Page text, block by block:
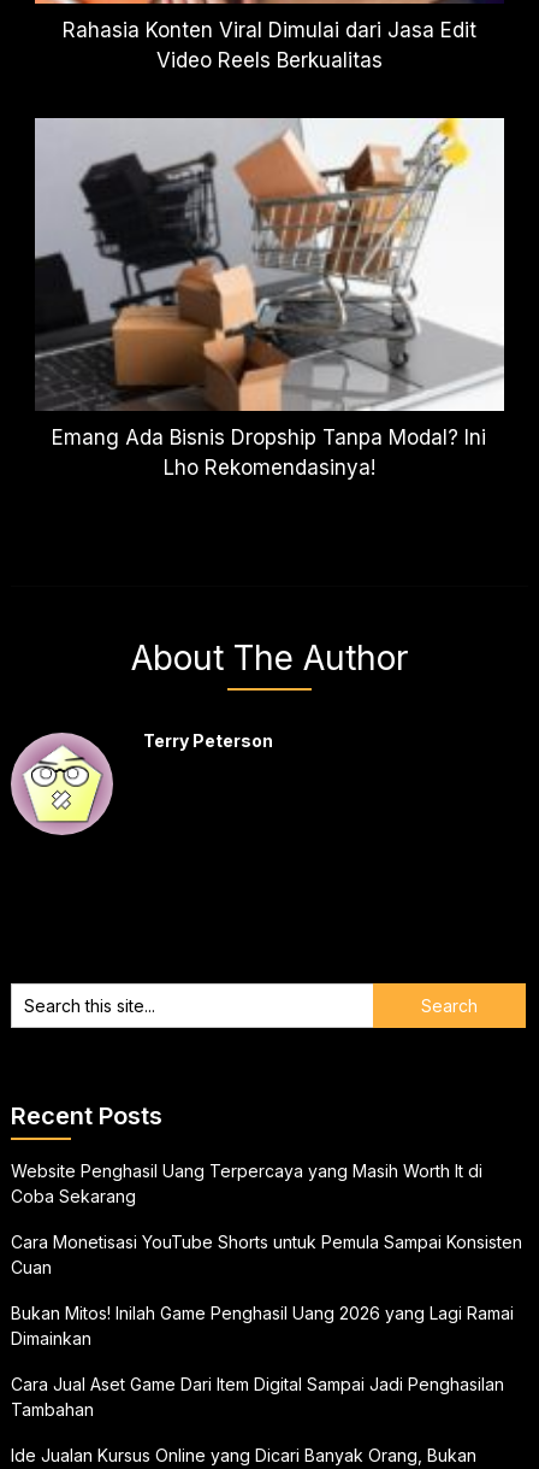
Rahasia Konten Viral Dimulai dari Jasa Edit
Video Reels Berkualitas
Emang Ada Bisnis Dropship Tanpa Modal? Ini
Lho Rekomendasinya!
About The Author
Terry Peterson
Recent Posts
Website Penghasil Uang Terpercaya yang Masih Worth It di
Coba Sekarang
Cara Monetisasi YouTube Shorts untuk Pemula Sampai Konsisten
Cuan
Bukan Mitos! Inilah Game Penghasil Uang 2026 yang Lagi Ramai
Dimainkan
Cara Jual Aset Game Dari Item Digital Sampai Jadi Penghasilan
Tambahan
Ide Jualan Kursus Online yang Dicari Banyak Orang, Bukan